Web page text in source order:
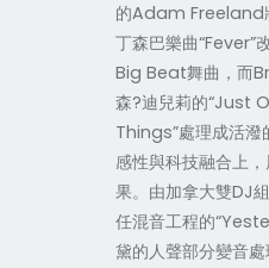
的Adam Freeland
丁森巴樂曲“Fever”
Big Beat舞曲，而
森?迪兒莉的“Just
Things”處理成活
感性與科技融合上
果。由加拿大雙DJ
任混音工程的
黛的人聲部分變音